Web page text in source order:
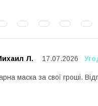
Л. 17.07.2026
маска за свої гроші.